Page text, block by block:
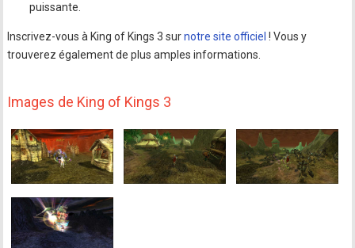
puissante.
Inscrivez-vous à King of Kings 3 surnotre site officiel ! Vous y
trouverez également de plus amples informations.
Images de King of Kings 3